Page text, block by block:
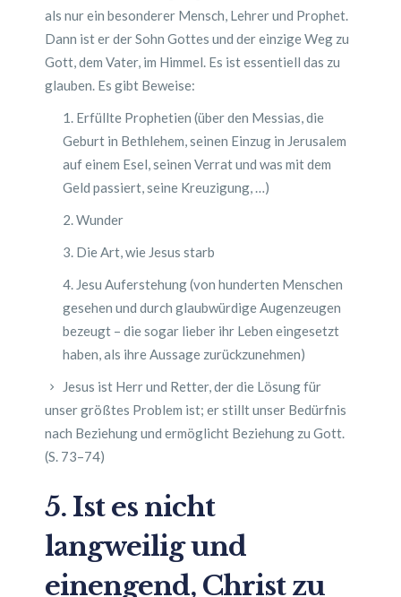
als nur ein besonderer Mensch, Lehrer und Prophet.
Dann ist er der Sohn Gottes und der einzige Weg zu
Gott, dem Vater, im Himmel. Es ist essentiell das zu
glauben. Es gibt Beweise:
Erfüllte Prophetien (über den Messias, die
Geburt in Bethlehem, seinen Einzug in Jerusalem
auf einem Esel, seinen Verrat und was mit dem
Geld passiert, seine Kreuzigung, …)
Wunder
Die Art, wie Jesus starb
Jesu Auferstehung (von hunderten Menschen
gesehen und durch glaubwürdige Augenzeugen
bezeugt – die sogar lieber ihr Leben eingesetzt
haben, als ihre Aussage zurückzunehmen)
Jesus ist Herr und Retter, der die Lösung für
unser größtes Problem ist; er stillt unser Bedürfnis
nach Beziehung und ermöglicht Beziehung zu Gott.
(S. 73–74)
5. Ist es nicht
langweilig und
einengend, Christ zu